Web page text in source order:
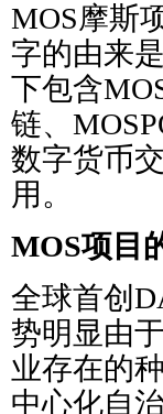
MOS摩斯
字的由来
下包含
链、
数字货币
用。
MOS项目
全球首创
势明显由
业存在的
中心化自